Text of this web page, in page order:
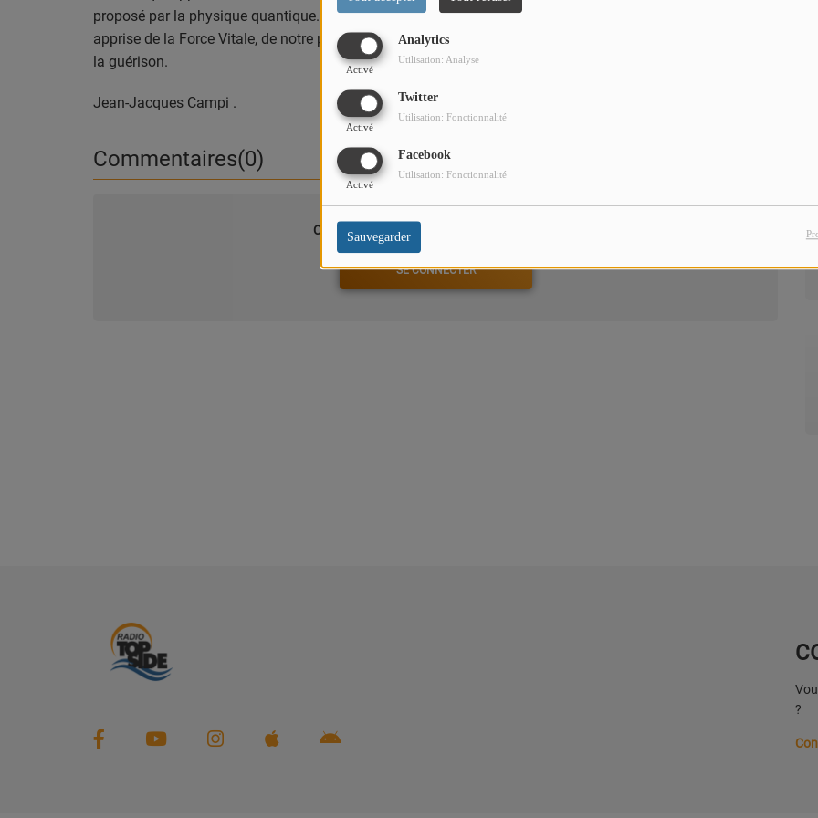
Analytics
Activé
Utilisation: Analyse
Twitter
Activé
Utilisation: Fonctionnalité
Facebook
Activé
Utilisation: Fonctionnalité
Sauvegarder
PODCASTS
DIRECT STUDIO 2
proposé par la physique quantique. Une philosophie du soin porté à notre prochain, par la perception
apprise de la Force Vitale, de notre potentiel de vie, orienté vers l’intention permanente à l’adaptation, vers
la guérison.
Jean-Jacques Campi .
Commentaires(0)
Connectez-vous pour commenter cet article
SE CONNECTER
?